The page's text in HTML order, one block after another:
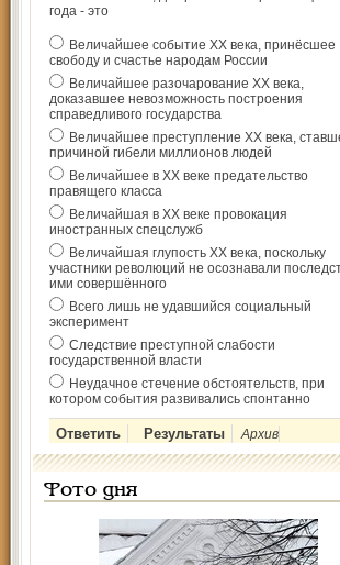
года - это
Величайшее событие ХХ века, принёсшее
свободу и счастье народам России
Величайшее разочарование ХХ века,
доказавшее невозможность построения
справедливого государства
Величайшее преступление ХХ века,
причиной гибели миллионов людей
Величайшее в ХХ веке предательство
правящего класса
Величайшая в ХХ веке провокация
иностранных спецслужб
Величайшая глупость ХХ века, поскольку
участники революций не осознавали
ими совершённого
Всего лишь не удавшийся социальный
эксперимент
Следствие преступной слабости
государственной власти
Неудачное стечение обстоятельств, при
котором события развивались спонтанно
Архив
Фото дня